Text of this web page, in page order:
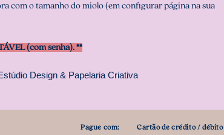
com o tamanho do miolo (em configurar página na sua
(com senha). **
Design & Papelaria Criativa
Pague com: Cartão de crédito / débito